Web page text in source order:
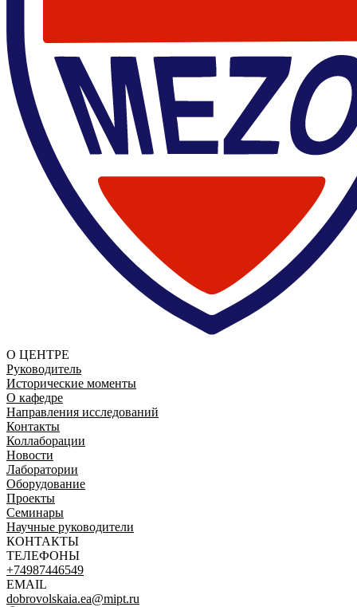
О ЦЕНТРЕ
Руководитель
Исторические моменты
О кафедре
Направления исследований
Контакты
Коллаборации
Новости
Лаборатории
Оборудование
Проекты
Семинары
Научные руководители
КОНТАКТЫ
ТЕЛЕФОНЫ
+74987446549
EMAIL
dobrovolskaia.ea@mipt.ru